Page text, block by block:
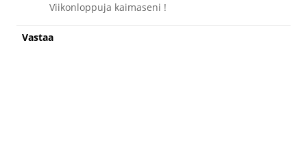
Viikonloppuja kaimaseni !
Vastaa